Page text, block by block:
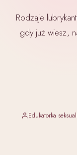
Rodzaje
gdy już wiesz,
Edukatorka